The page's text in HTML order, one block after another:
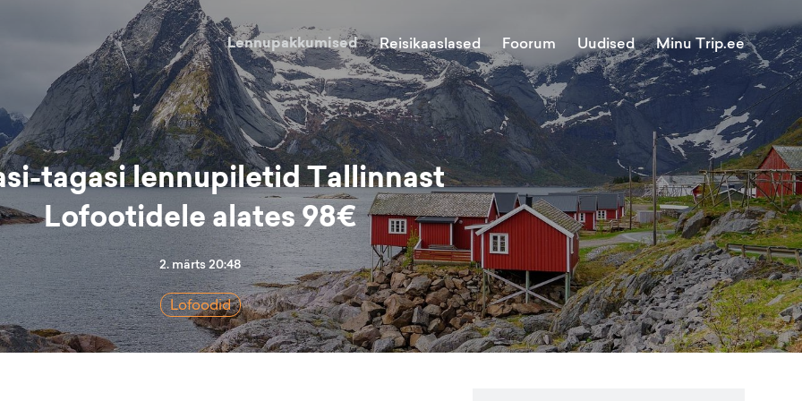
Lennupakkumised Reisikaaslased Foorum Uudised Minu Trip.ee
tagasi lennupiletid Tallinnast
Lofootidele alates 98€
2. märts 20:48
Lofoodid